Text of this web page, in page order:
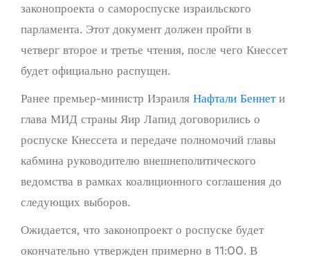
законопроекта о самороспуске израильского
парламента. Этот документ должен пройти в
четверг второе и третье чтения, после чего Кнессет
будет официально распущен.
Ранее премьер-министр Израиля Нафтали Беннети
глава МИД страны Яир Лапид договорились о
роспуске Кнессета и передаче полномочий главы
кабмина руководителю внешнеполитического
ведомства в рамках коалиционного соглашения до
следующих выборов.
Ожидается, что законопроект о роспуске будет
окончательно утвержден примерно в 11:00. В